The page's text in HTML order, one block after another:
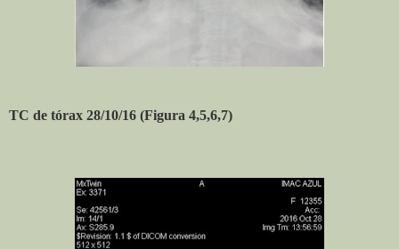
TC de tórax 28/10/16 (Figura 4,5,6,7)